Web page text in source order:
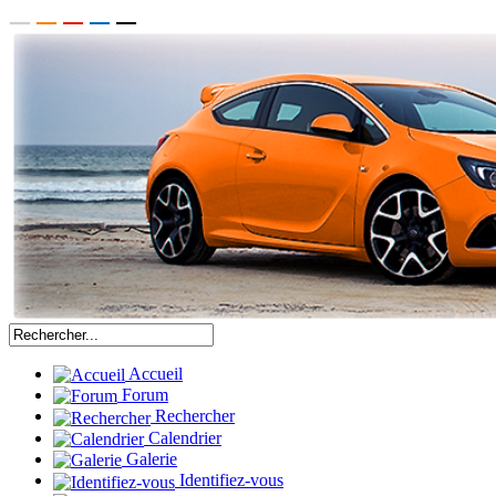
Accueil
Forum
Rechercher
Calendrier
Galerie
Identifiez-vous